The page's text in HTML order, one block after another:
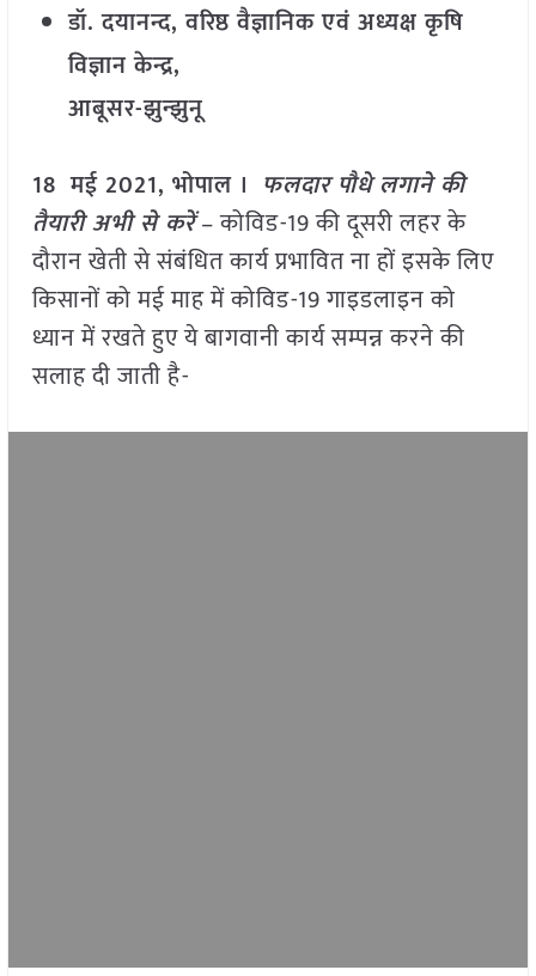
डॉ. दयानन्द, वरिष्ठ वैज्ञानिक एवं अध्यक्ष कृषि
विज्ञान केन्द्र,
आबूसर-झुन्झुनू
18 मई 2021, भोपाल । फलदार पौधे लगाने की
तैयारी अभी से करें– कोविड-19 की दूसरी लहर के
दौरान खेती से संबंधित कार्य प्रभावित ना हों इसके लिए
किसानों को मई माह में कोविड-19 गाइडलाइन को
ध्यान में रखते हुए ये बागवानी कार्य सम्पन्न करने की
सलाह दी जाती है-